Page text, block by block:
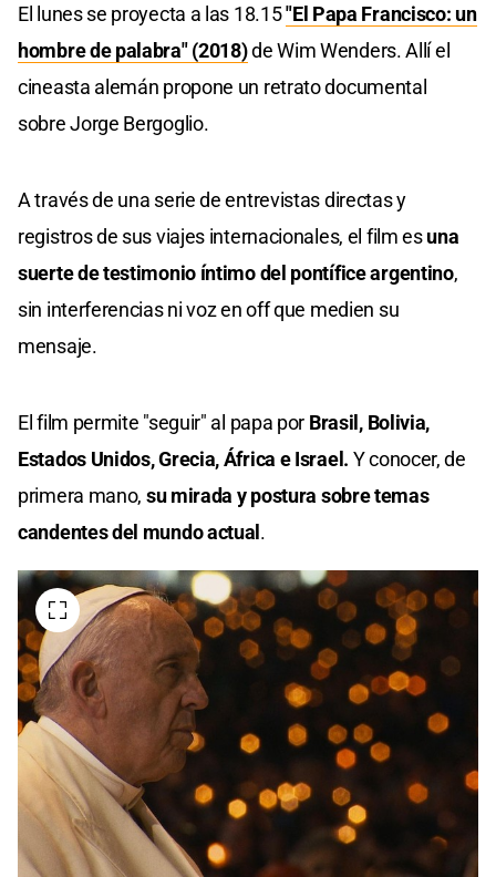
El lunes se proyecta a las 18.15"El Papa Francisco: un
hombre de palabra" (2018)de Wim Wenders. Allí el
cineasta alemán propone un retrato documental
sobre Jorge Bergoglio.
A través de una serie de entrevistas directas y
registros de sus viajes internacionales, el film esuna
suerte de testimonio íntimo del pontífice argentino,
sin interferencias ni voz en off que medien su
mensaje.
El film permite "seguir" al papa por Brasil, Bolivia,
Estados Unidos, Grecia, África e Israel. Y conocer, de
primera mano, su mirada y postura sobre temas
candentes del mundo actual.